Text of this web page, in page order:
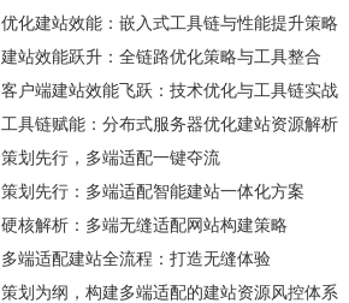
优化建站效能：嵌入式工具链与性能提升策略
建站效能跃升：全链路优化策略与工具整合
客户端建站效能飞跃：技术优化与工具链实战
工具链赋能：分布式服务器优化建站资源解析
策划先行，多端适配一键夺流
策划先行：多端适配智能建站一体化方案
硬核解析：多端无缝适配网站构建策略
多端适配建站全流程：打造无缝体验
策划为纲，构建多端适配的建站资源风控体系